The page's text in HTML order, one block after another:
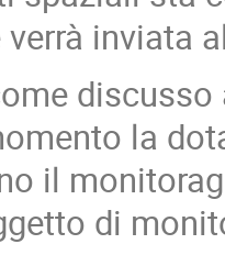
inviata
la
il
di